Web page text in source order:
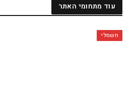
עוד מתחומי האתר
חשמלי